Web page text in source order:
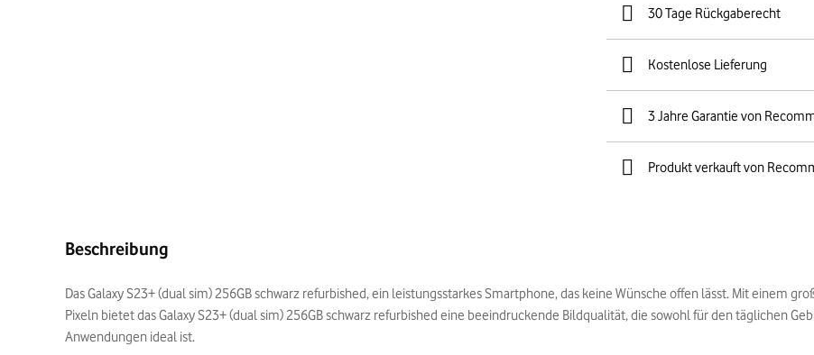
30 Tage Rückgaberecht
Kostenlose Lieferung
3 Jahre Garantie von
Produkt verkauft von
Beschreibung
Das Galaxy S23+ (dual sim) 256GB schwarz refurbished, ein leistungsstarkes Smartphone, das keine Wünsche offen lässt. Mit einem
Pixeln bietet das Galaxy S23+ (dual sim) 256GB schwarz refurbished eine beeindruckende Bildqualität, die sowohl für den täglichen
Anwendungen ideal ist.